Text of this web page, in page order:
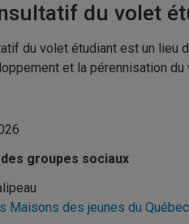
du volet
du volet étudiant est un
et la pérennisation du
groupes sociaux
Maisons des jeunes du Québec